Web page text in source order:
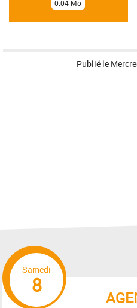
0.04 Mo
)
Publié le
Samedi
8